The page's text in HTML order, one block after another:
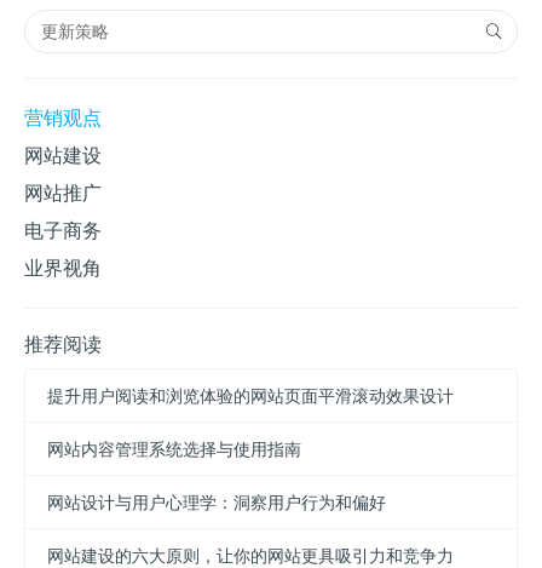
营销观点
网站建设
网站推广
电子商务
业界视角
推荐阅读
提升用户阅读和浏览体验的网站页面平滑滚动效果设计
网站内容管理系统选择与使用指南
网站设计与用户心理学：洞察用户行为和偏好
网站建设的六大原则，让你的网站更具吸引力和竞争力